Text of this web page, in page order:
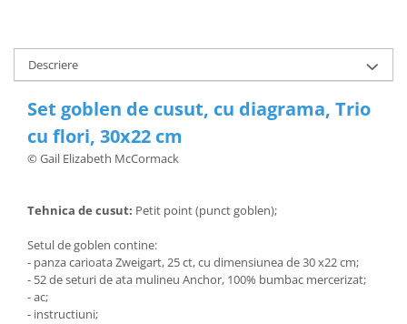
Descriere
Set goblen de cusut, cu diagrama, Trio
cu flori, 30x22 cm
© Gail Elizabeth McCormack
Tehnica de cusut: Petit point (punct goblen);
Setul de goblen contine:
- panza carioata Zweigart, 25 ct, cu dimensiunea de 30 x22 cm;
- 52 de seturi de ata mulineu Anchor, 100% bumbac mercerizat;
- ac;
- instructiuni;